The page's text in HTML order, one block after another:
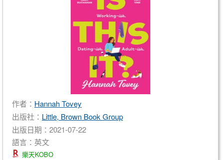
作者： Hannah Tovey
出版社： Little, Brown Book Group
出版日期：2021-07-22
語言：英文
樂天KOBO